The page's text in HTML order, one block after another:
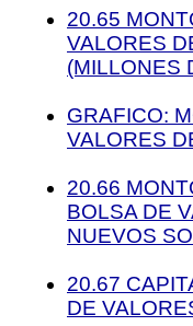
20.65
VALORES
(MILLONES
GRAFICO:
VALORES
20.66
BOLSA DE
NUEVOS
20.67
DE